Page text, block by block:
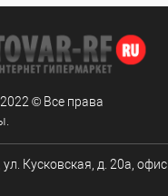
© Все права
ул. Кусковская, д. 20а, офис